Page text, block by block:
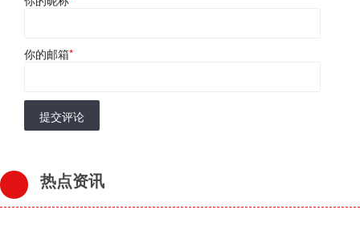
你的邮箱*
提交评论
热点资讯